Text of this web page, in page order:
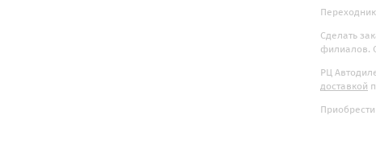
Сделать
филиалов.
РЦ
доставкой